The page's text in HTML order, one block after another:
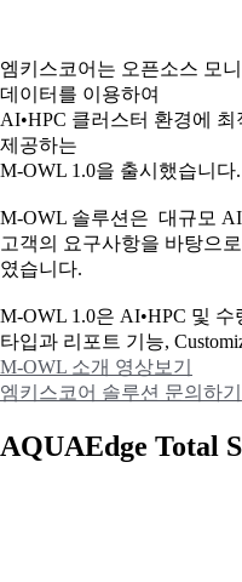
엠키스코어는 오픈소스 모
데이터를 이용하여
AI•HPC 클러스터 환경에
제공하는
M-OWL 1.0을 출시했습니다.
M-OWL 솔루션은 대규모
고객의 요구사항을 바탕으
였습니다.
M-OWL 1.0은 AI•HPC 및
타입과 리포트 기능,
M-OWL 소개 영상보기
엠키스코어 솔루션 문의하기
AQUAEdge Total